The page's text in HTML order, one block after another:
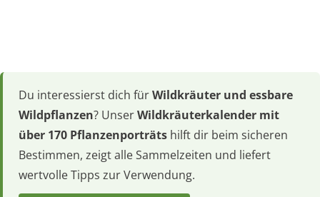
Du interessierst dich fürWildkräuter und essbare
Wildpflanzen? UnserWildkräuterkalender mit
über 170 Pflanzenporträts hilft dir beim sicheren
Bestimmen, zeigt alle Sammelzeiten und liefert
wertvolle Tipps zur Verwendung.